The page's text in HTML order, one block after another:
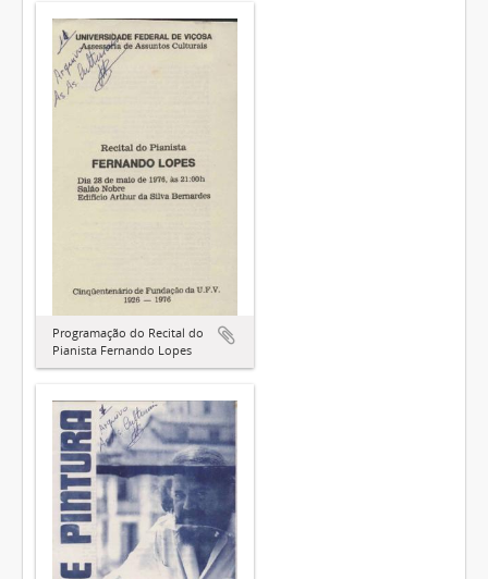
Programação do Recital do
Pianista Fernando Lopes